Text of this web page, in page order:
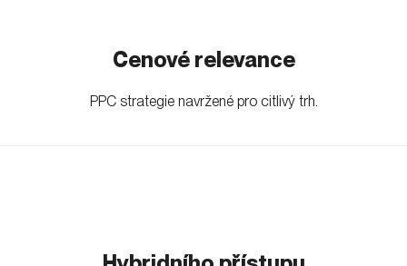
Cenové relevance
PPC strategie navržené pro citlivý trh.